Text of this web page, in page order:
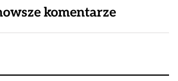
komentarze